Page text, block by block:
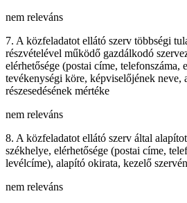
nem releváns
7. A közfeladatot ellátó szerv többségi
részvételével működő gazdálkodó
elérhetősége (postai címe, telefonszáma,
tevékenységi köre, képviselőjének neve,
részesedésének mértéke
nem releváns
8. A közfeladatot ellátó szerv által
székhelye, elérhetősége (postai címe,
levélcíme), alapító okirata, kezelő
nem releváns